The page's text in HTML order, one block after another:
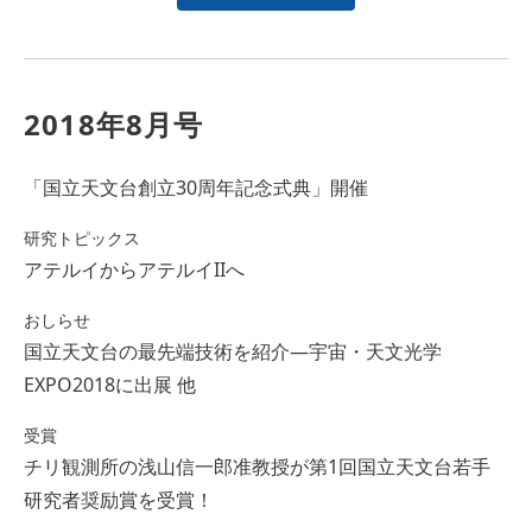
2018年8月号
「国立天文台創立30周年記念式典」開催
研究トピックス
アテルイからアテルイIIへ
おしらせ
国立天文台の最先端技術を紹介―宇宙・天文光学
EXPO2018に出展 他
受賞
チリ観測所の浅山信一郎准教授が第1回国立天文台若手
研究者奨励賞を受賞！